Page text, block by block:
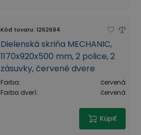
Kód tovaru: 1262694
Dielenská skriňa MECHANIC,
1170x920x500 mm, 2 police, 2
zásuvky, červené dvere
Farba:
červená
Farba dverí: červená
Kúpiť